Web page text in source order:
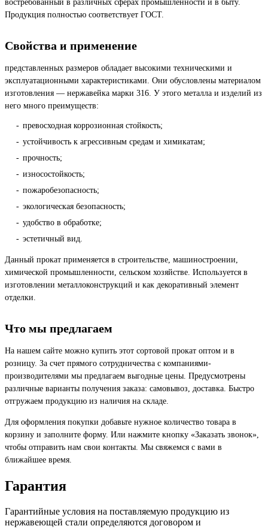
востребованный в различных сферах промышленности и в быту.
Продукция полностью соответствует ГОСТ.
Свойства и применение
представленных размеров обладает высокими техническими и
эксплуатационными характеристиками. Они обусловлены материалом
изготовления — нержавейка марки 316. У этого металла и изделий из
него много преимуществ:
превосходная коррозионная стойкость;
устойчивость к агрессивным средам и химикатам;
прочность;
износостойкость;
пожаробезопасность;
экологическая безопасность;
удобство в обработке;
эстетичный вид.
Данный прокат применяется в строительстве, машиностроении,
химической промышленности, сельском хозяйстве. Используется в
изготовлении металлоконструкций и как декоративный элемент
отделки.
Что мы предлагаем
На нашем сайте можно купить этот сортовой прокат оптом и в
розницу. За счет прямого сотрудничества с компаниями-
производителями мы предлагаем выгодные цены. Предусмотрены
различные варианты получения заказа: самовывоз, доставка. Быстро
отгружаем продукцию из наличия на складе.
Для оформления покупки добавьте нужное количество товара в
корзину и заполните форму. Или нажмите кнопку «Заказать звонок»,
чтобы отправить нам свои контакты. Мы свяжемся с вами в
ближайшее время.
Гарантия
Гарантийные условия на поставляемую продукцию из
нержавеющей стали определяются договором и